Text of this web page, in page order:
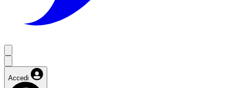
Accedi